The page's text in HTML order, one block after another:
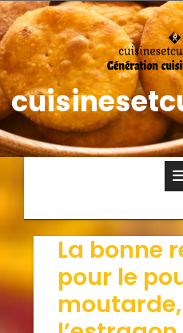
La bonne
pour le